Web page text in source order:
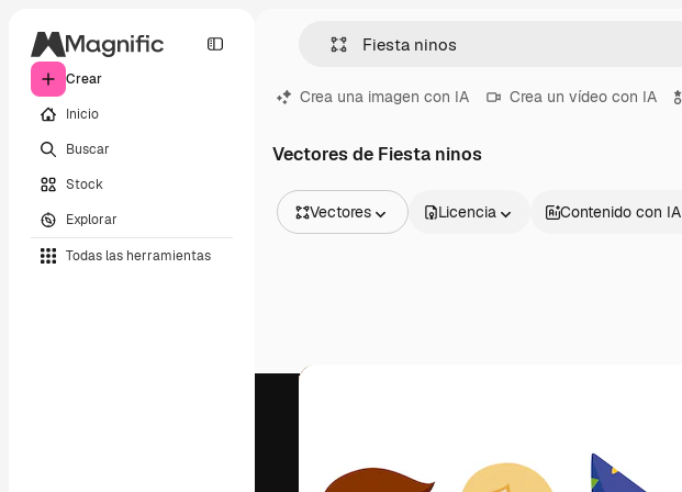
Crear
Inicio
Buscar
Stock
Explorar
Todas las herramientas
Crea una imagen con IA Crea un vídeo con IA
Vectores de Fiesta ninos
Vectores
Vídeos
Modelos 3D
Fuentes
Licencia Contenido con IA